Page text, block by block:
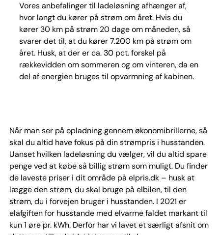
Vores anbefalinger til ladeløsning afhænger af,
hvor langt du kører på strøm om året. Hvis du
kører 30 km på strøm 20 dage om måneden, så
svarer det til, at du kører 7.200 km på strøm om
året. Husk, at der er ca. 30 pct. forskel på
rækkevidden om sommeren og om vinteren, da en
del af energien bruges til opvarmning af kabinen.
Når man ser på opladning gennem økonomibrillerne, så
skal du altid have fokus på din strømpris i husstanden.
Uanset hvilken ladeløsning du vælger, vil du altid spare
penge ved at købe så billig strøm som muligt. Du finder
de laveste priser i dit område på elpris.dk – husk at
lægge den strøm, du skal bruge på elbilen, til den
strøm, du i forvejen bruger i husstanden. I 2021 er
elafgiften for husstande med elvarme faldet markant til
kun 1 øre pr. kWh. Derfor har vi lavet et særligt afsnit om